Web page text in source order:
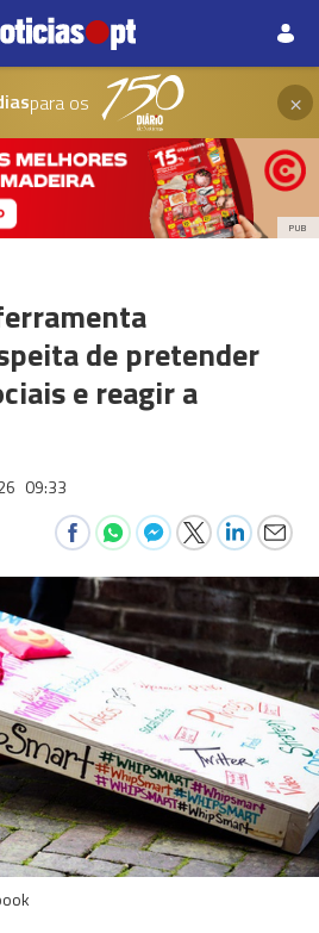
para os ×
PUB
de pretender
e reagir a
09:33